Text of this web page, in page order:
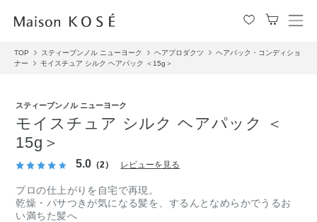
メ
ュ
TOP スティーブンノル ニューヨーク ヘアプロダクツ
ヘアパック・コンディショ
ナー
モイスチュア シルク ヘアパック ＜15g＞
スティーブンノル ニューヨーク
モイスチュア シルク ヘアパック ＜
15g＞
5.0 （2） レビューを見る
プロの仕上がりを自宅で再現。
乾燥・パサつきが気になる髪を、するんとなめらかでうるお
い満ちた髪へ